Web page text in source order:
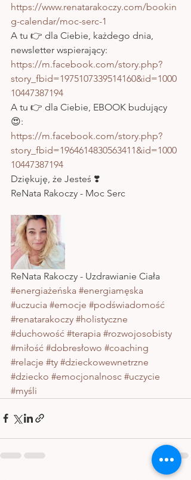
https://www.renatarakoczy.com/bookin
g-calendar/moc-serc-1
A tu 👉 dla Ciebie, każdego dnia,
newsletter wspierający:
https://m.facebook.com/story.php?
story_fbid=1975107339514160&id=1000
10447387194
A tu 👉 dla Ciebie, EBOOK budujący
😍:
https://m.facebook.com/story.php?
story_fbid=1964614830563411&id=1000
10447387194
Dziękuję, że Jesteś ❣️
ReNata Rakoczy - Moc Serc
ReNata Rakoczy - Uzdrawianie Ciała
#energiażeńska #energiamęska
#uczucia #emocje #podświadomość
#renatarakoczy #holistyczne
#duchowość #terapia #rozwojosobisty
#miłość #dobresłowo #coaching
#relacje #ty #dzieckowewnetrzne
#dziecko #emocjonalnosc #uczycie
#myśli